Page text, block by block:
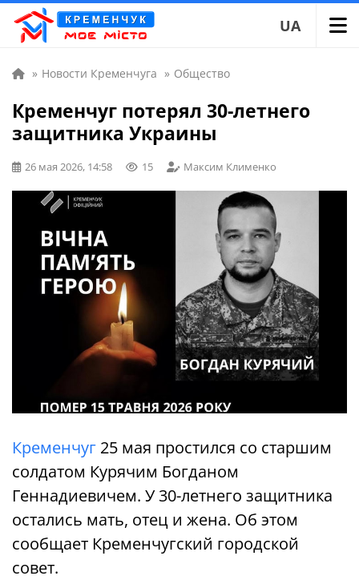
UA
» Новости Кременчуга » Общество
Кременчуг потерял 30-летнего
защитника Украины
26 мая 2026, 14:58 15 Максим Клименко
Кременчуг 25 мая простился со старшим
солдатом Курячим Богданом
Геннадиевичем. У 30-летнего защитника
остались мать, отец и жена. Об этом
сообщает Кременчугский городской
совет.